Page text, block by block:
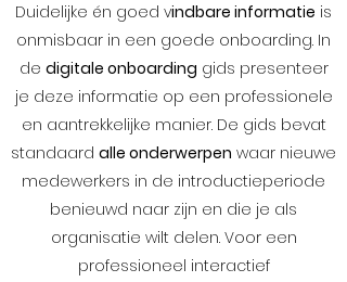
Duidelijke én goed vindbare informatie is
onmisbaar in een goede onboarding. In
de digitale onboarding gids presenteer
je deze informatie op een professionele
en aantrekkelijke manier. De gids bevat
standaard alle onderwerpen waar nieuwe
medewerkers in de introductieperiode
benieuwd naar zijn en die je als
organisatie wilt delen. Voor een
professioneel interactief